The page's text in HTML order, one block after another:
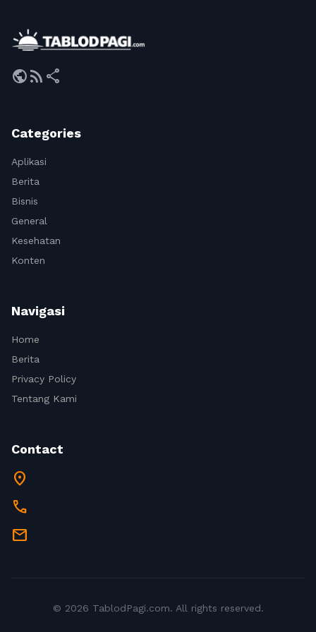
publicrss_feed share
Categories
Aplikasi
Berita
Bisnis
General
Kesehatan
Konten
Navigasi
Home
Berita
Privacy Policy
Tentang Kami
Contact
location_on
call
mail
© 2026 TablodPagi.com. All rights reserved.